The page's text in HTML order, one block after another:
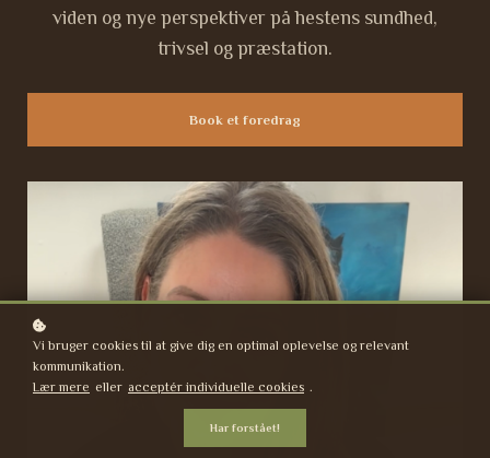
viden og nye perspektiver på hestens sundhed,
trivsel og præstation.
Book et foredrag
Vi bruger cookies til at give dig en optimal oplevelse og relevant
kommunikation.
Lær mere eller acceptér individuelle cookies .
Har forstået!